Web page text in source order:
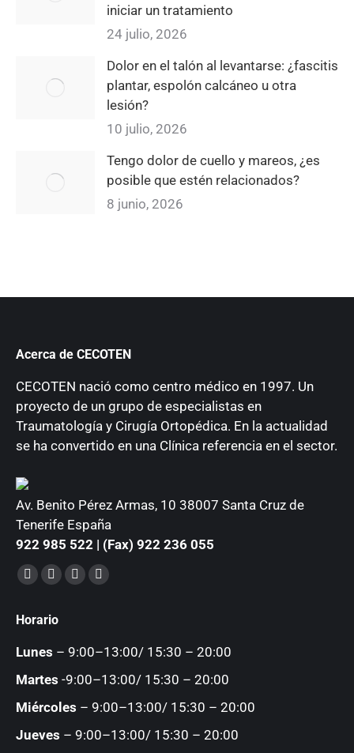
iniciar un tratamiento
24 julio, 2026
Dolor en el talón al levantarse: ¿fascitis
plantar, espolón calcáneo u otra
lesión?
10 julio, 2026
Tengo dolor de cuello y mareos, ¿es
posible que estén relacionados?
8 junio, 2026
Acerca de CECOTEN
CECOTEN nació como centro médico en 1997. Un
proyecto de un grupo de especialistas en
Traumatología y Cirugía Ortopédica. En la actualidad
se ha convertido en una Clínica referencia en el sector.
Av. Benito Pérez Armas, 10 38007 Santa Cruz de
Tenerife España
922 985 522 | (Fax) 922 236 055
Encuéntranos en:
Facebook
opens
window
YouTube
opens
window
Instagram
in
window
Mail
in
window
Horario
Lunes – 9:00–13:00/ 15:30 – 20:00
Martes -9:00–13:00/ 15:30 – 20:00
Miércoles – 9:00–13:00/ 15:30 – 20:00
Jueves – 9:00–13:00/ 15:30 – 20:00